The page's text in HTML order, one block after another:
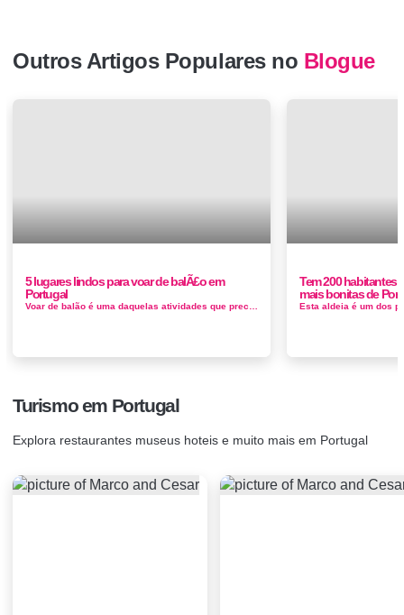
Outros Artigos Populares no Blogue
5 lugares lindos para voar de balÃ£o em
Portugal
Tem 200 habitantes
mais bonitas de
Turismo em Portugal
Explora restaurantes museus hoteis e muito mais em Portugal